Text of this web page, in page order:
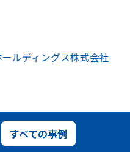
すべての事例